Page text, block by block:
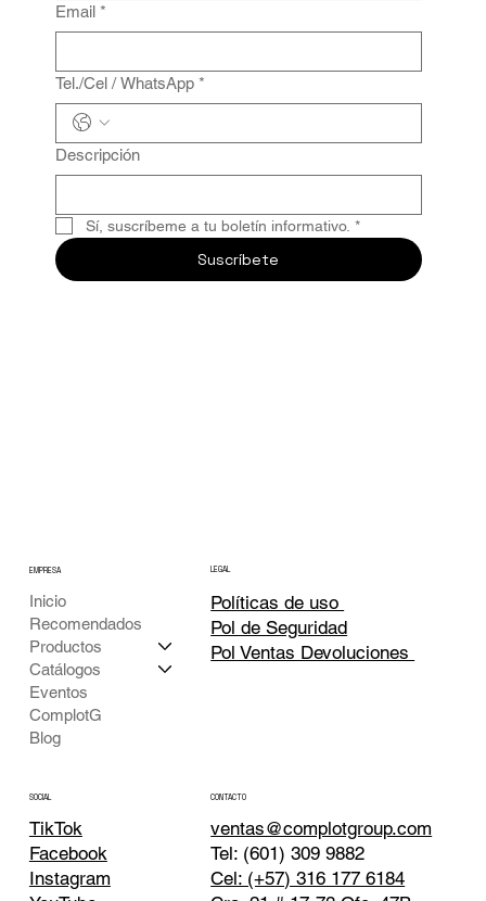
Email *
Tel./Cel / WhatsApp *
Descripción
Sí, suscríbeme a tu boletín informativo. *
Suscríbete
EMPRESA
Inicio
Recomendados
Productos
Catálogos
Eventos
ComplotG
Blog
LEGAL
Políticas de uso
Pol de Seguridad
Pol Ventas Devoluciones
SOCIAL
TikTok
Facebook
Instagram
CONTACTO
ventas@complotgroup.com
Tel: (601) 309 9882
Cel: (+57) 316 177 6184